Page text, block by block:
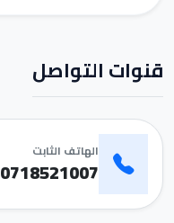
قنوات التواصل
الهاتف الثابت
0718521007